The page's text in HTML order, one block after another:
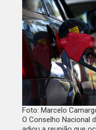
Foto: Marcelo
O Conselho Nacional